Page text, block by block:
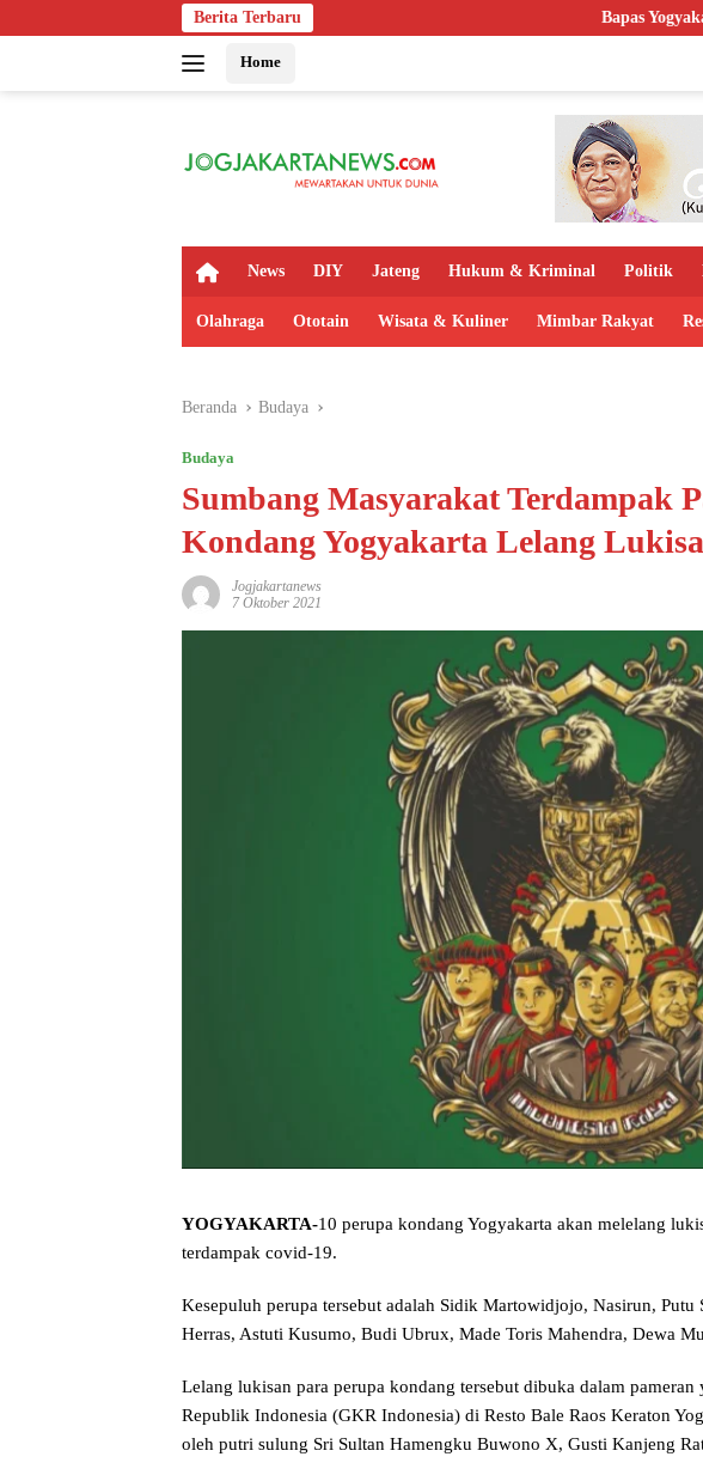
ke
Berita Terbaru Bapas Yogyakarta Perkuat
Home
H
m
News DIY Jateng Hukum & Kriminal Politik
Olahraga Ototain Wisata & Kuliner Mimbar Rakyat
Beranda Budaya
Budaya
Sumbang Masyarakat Terdampak
Kondang Yogyakarta Lelang
Jogjakartanews
7 Oktober 2021
YOGYAKARTA-10 perupa kondang Yogyakarta akan melelang
terdampak covid-19.
Kesepuluh perupa tersebut adalah Sidik Martowidjojo, Nasirun, Putu
Herras, Astuti Kusumo, Budi Ubrux, Made Toris Mahendra, Dewa
Lelang lukisan para perupa kondang tersebut dibuka dalam
Republik Indonesia (GKR Indonesia) di Resto Bale Raos Keraton
oleh putri sulung Sri Sultan Hamengku Buwono X, Gusti Kanjeng